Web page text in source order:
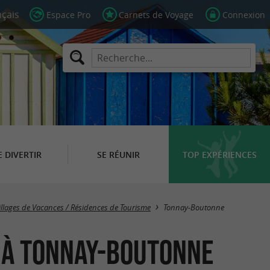
Espace Pro Carnets de Voyage Connexion
DIVERTIR SE RÉUNIR TOP EXPÉRIENCES
Masquer la carte
de Vacances / Résidences de Tourisme Tonnay-Boutonne
Tonnay-Boutonne